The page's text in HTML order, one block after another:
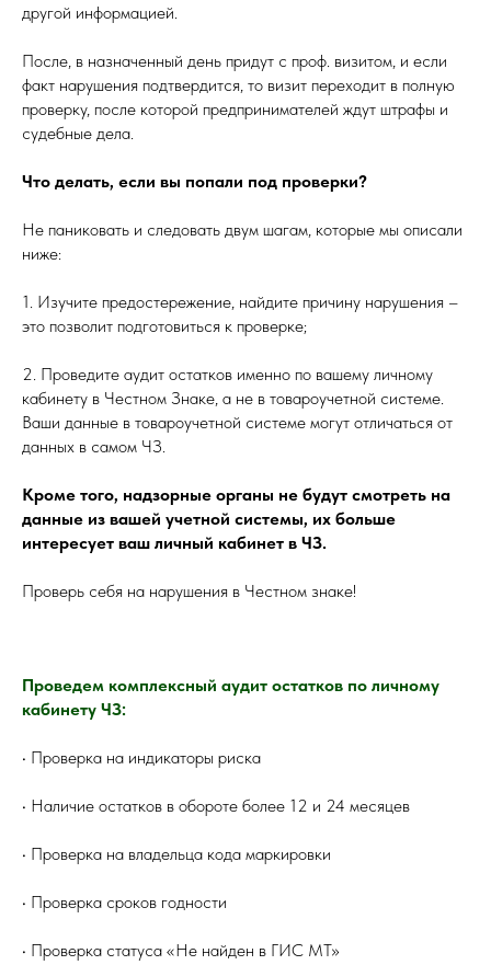
другой информацией.
После, в назначенный день придут с проф. визитом, и если
факт нарушения подтвердится, то визит переходит в полную
проверку, после которой предпринимателей ждут штрафы и
судебные дела.
Что делать, если вы попали под проверки?
Не паниковать и следовать двум шагам, которые мы описали
ниже:
1. Изучите предостережение, найдите причину нарушения –
это позволит подготовиться к проверке;
2. Проведите аудит остатков именно по вашему личному
кабинету в Честном Знаке, а не в товароучетной системе.
Ваши данные в товароучетной системе могут отличаться от
данных в самом ЧЗ.
Кроме того, надзорные органы не будут смотреть на
данные из вашей учетной системы, их больше
интересует ваш личный кабинет в ЧЗ.
Проверь себя на нарушения в Честном знаке!
Проведем комплексный аудит остатков по личному
кабинету ЧЗ:
• Проверка на индикаторы риска
• Наличие остатков в обороте более 12 и 24 месяцев
• Проверка на владельца кода маркировки
• Проверка сроков годности
• Проверка статуса «Не найден в ГИС МТ»